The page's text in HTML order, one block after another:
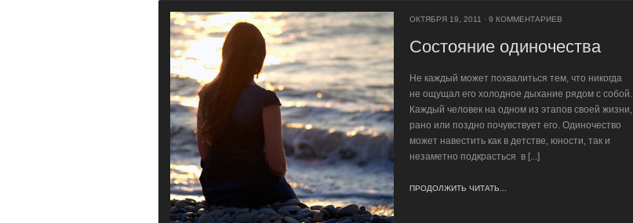
ОКТЯБРЯ 19, 2011 · 9 КОММЕНТАРИЕВ
Состояние одиночества
Не каждый может похвалиться тем, что никогда
не ощущал его холодное дыхание рядом с собой.
Каждый человек на одном из этапов своей жизни,
рано или поздно почувствует его. Одиночество
может навестить как в детстве, юности, так и
незаметно подкрасться в [...]
ПРОДОЛЖИТЬ ЧИТАТЬ...